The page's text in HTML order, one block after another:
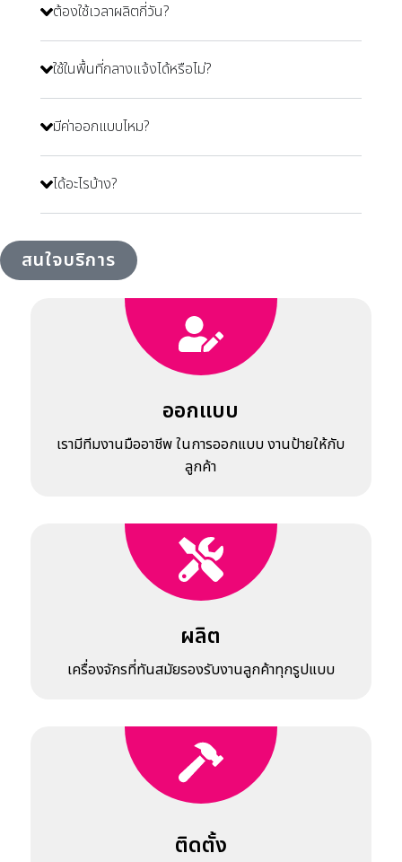
ต้องใช้เวลาผลิตกี่วัน?
ใช้ในพื้นที่กลางแจ้งได้หรือไม่?
มีค่าออกแบบไหม?
ได้อะไรบ้าง?
สนใจบริการ
ออกแบบ
เรามีทีมงานมืออาชีพ ในการออกแบบ งานป้ายให้กับ
ลูกค้า
ผลิต
เครื่องจักรที่ทันสมัยรองรับงานลูกค้าทุกรูปแบบ
ติดตั้ง